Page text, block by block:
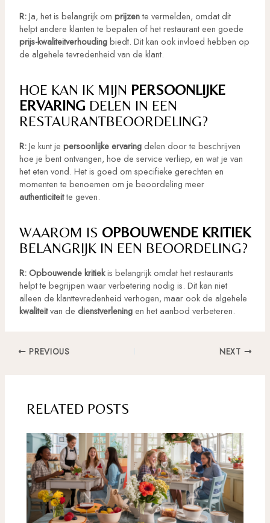
R:Ja, het is belangrijk om prijzente vermelden, omdat dit
helpt andere klanten te bepalen of het restaurant een goede
prijs-kwaliteitverhoudingbiedt. Dit kan ook invloed hebben op
de algehele tevredenheid van de klant.
HOE KAN IK MIJN PERSOONLIJKE
ERVARING DELEN IN EEN
RESTAURANTBEOORDELING?
R:Je kunt je persoonlijke ervaringdelen door te beschrijven
hoe je bent ontvangen, hoe de service verliep, en wat je van
het eten vond. Het is goed om specifieke gerechten en
momenten te benoemen om je beoordeling meer
authenticiteitte geven.
WAAROM IS OPBOUWENDE KRITIEK
BELANGRIJK IN EEN BEOORDELING?
R:Opbouwende kritiekis belangrijk omdat het restaurants
helpt te begrijpen waar verbetering nodig is. Dit kan niet
alleen de klanttevredenheid verhogen, maar ook de algehele
kwaliteitvan de dienstverleningen het aanbod verbeteren.
Post
PREVIOUS NEXT
RELATED POSTS